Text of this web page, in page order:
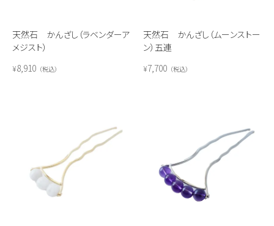
天然石 かんざし（ラベンダーア
メジスト）
¥8,910 税込
天然石 かんざし（ムーンストー
ン）五連
¥7,700 税込